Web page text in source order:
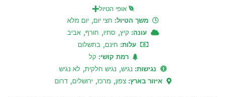
אופי הטיול
משך הטיול: חצי יום, יום מלא
עונה: קיץ, סתיו, חורף, אביב
עלות: חינם, בתשלום
רמת קושי: קל
נגישות: נגיש, נגיש חלקית, לא נגיש
איזור בארץ: צפון, מרכז, ירושלים, דרום